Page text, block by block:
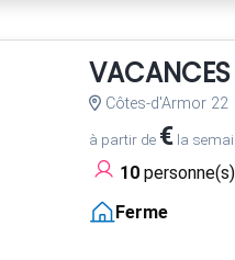
Côtes-d'Armor 22
à partir de €la
10personne(s)
Ferme